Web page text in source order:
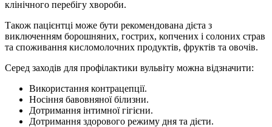
клінічного перебігу хвороби.
Також пацієнтці може бути рекомендована дієта з
виключенням борошняних, гострих, копчених і солоних страв
та споживання кисломолочних продуктів, фруктів та овочів.
Серед заходів для профілактики вульвіту можна відзначити:
Використання контрацепції.
Носіння бавовняної білизни.
Дотримання інтимної гігієни.
Дотримання здорового режиму дня та дієти.